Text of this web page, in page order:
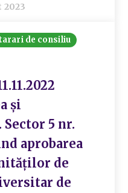
2023
de consiliu
și
Sector 5 nr.
aprobarea
de
de